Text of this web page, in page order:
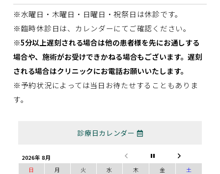
※水曜日・木曜日・日曜日・祝祭日は休診です。
※臨時休診日は、カレンダーにてご確認ください。
※5分以上遅刻される場合は他の患者様を先にお通しする
場合や、施術がお受けできかねる場合もございます。遅刻
される場合はクリニックにお電話お願いいたします。
※予約状況によっては当日お待たせすることもありま
す。
診療日カレンダー
2026年 8月
日
月 火 水 木 金
土